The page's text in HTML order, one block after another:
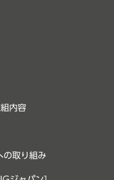
内容
の取り組み